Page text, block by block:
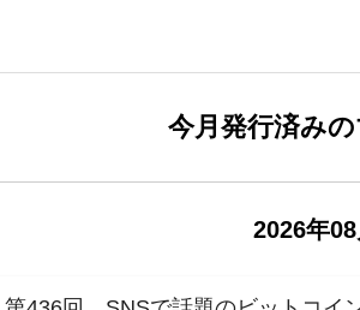
今月発行済み
2026年08